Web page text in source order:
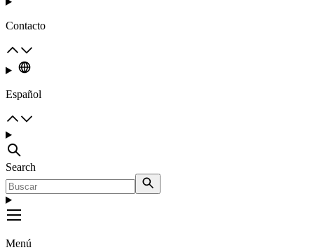
Contacto
Español
Search
Menú